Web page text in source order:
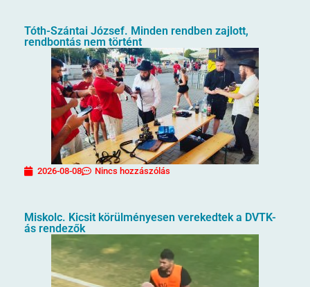
Tóth-Szántai József. Minden rendben zajlott,
rendbontás nem történt
2026-08-08 Nincs hozzászólás
Miskolc. Kicsit körülményesen verekedtek a DVTK-
ás rendezők